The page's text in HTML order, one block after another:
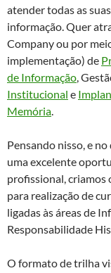
atender todas as
informação. Quer
Company ou por
implementação) de
de Informação,
Institucional e
Memória.
Pensando nisso, e
uma excelente
profissional, criamos
para realização de
ligadas às áreas de
Responsabilidade
O formato de trilha